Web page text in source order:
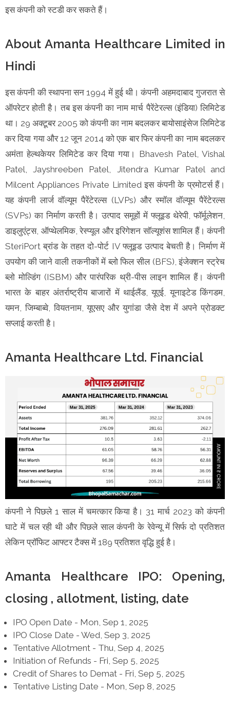
इस कंपनी को स्टडी कर सकते हैं।
About Amanta Healthcare Limited in
Hindi
इस कंपनी की स्थापना सन 1994 में हुई थी। कंपनी अहमदाबाद गुजरात से
ऑपरेटर होती है। तब इस कंपनी का नाम मार्च पैरेंटेरल्स (इंडिया) लिमिटेड
था। 29 अक्टूबर 2005 को कंपनी का नाम बदलकर बायोसाइंसेज लिमिटेड
कर दिया गया और 12 जून 2014 को एक बार फिर कंपनी का नाम बदलकर
अमंता हेल्थकेयर लिमिटेड कर दिया गया। Bhavesh Patel, Vishal
Patel, Jayshreeben Patel, Jitendra Kumar Patel and
Milcent Appliances Private Limited इस कंपनी के प्रमोटर्स हैं।
यह कंपनी लार्ज वॉल्यूम पैरेंटेरल्स (LVPs) और स्मॉल वॉल्यूम पैरेंटेरल्स
(SVPs) का निर्माण करती है। उत्पाद समूहों में फ्लूइड थेरेपी, फॉर्मूलेशन,
डाइलुएंट्स, ऑप्थेलमिक, रेस्प्यूल और इरिगेशन सॉल्यूशंस शामिल हैं। कंपनी
SteriPort ब्रांड के तहत दो-पोर्ट IV फ्लूइड उत्पाद बेचती है। निर्माण में
उपयोग की जाने वाली तकनीकों में ब्लो फिल सील (BFS), इंजेक्शन स्ट्रेच
ब्लो मोल्डिंग (ISBM) और पारंपरिक थ्री-पीस लाइन शामिल हैं। कंपनी
भारत के बाहर अंतर्राष्ट्रीय बाजारों में थाईलैंड, यूएई, यूनाइटेड किंगडम,
यमन, जिम्बाब्वे, वियतनाम, यूएसए और युगांडा जैसे देश में अपने प्रोडक्ट
सप्लाई करती है।
Amanta Healthcare Ltd. Financial
कंपनी ने पिछले 1 साल में चमत्कार किया है। 31 मार्च 2023 को कंपनी
घाटे में चल रही थी और पिछले साल कंपनी के रेवेन्यू में सिर्फ दो प्रतिशत
लेकिन प्रॉफिट आफ्टर टैक्स में 189 प्रतिशत वृद्धि हुई है।
Amanta Healthcare IPO: Opening,
closing , allotment, listing, date
IPO Open Date - Mon, Sep 1, 2025
IPO Close Date - Wed, Sep 3, 2025
Tentative Allotment - Thu, Sep 4, 2025
Initiation of Refunds - Fri, Sep 5, 2025
Credit of Shares to Demat - Fri, Sep 5, 2025
Tentative Listing Date - Mon, Sep 8, 2025